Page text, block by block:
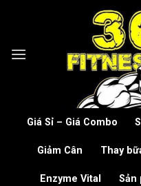
Giá Sỉ – Giá Combo
Giảm Cân Thay
Enzyme Vital Sản